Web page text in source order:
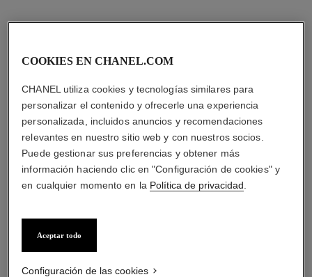
Ref. 133850
COOKIES EN CHANEL.COM
CHANEL utiliza cookies y tecnologías similares para
personalizar el contenido y ofrecerle una experiencia
personalizada, incluidos anuncios y recomendaciones
relevantes en nuestro sitio web y con nuestros socios.
Puede gestionar sus preferencias y obtener más
información haciendo clic en "Configuración de cookies" y
en cualquier momento en la Política de privacidad
Aceptar todo
Configuración de las cookies